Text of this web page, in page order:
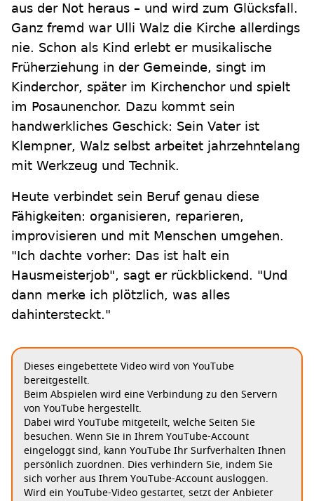
aus der Not heraus – und wird zum Glücksfall.
Ganz fremd war Ulli Walz die Kirche allerdings
nie. Schon als Kind erlebt er musikalische
Früherziehung in der Gemeinde, singt im
Kinderchor, später im Kirchenchor und spielt
im Posaunenchor. Dazu kommt sein
handwerkliches Geschick: Sein Vater ist
Klempner, Walz selbst arbeitet jahrzehntelang
mit Werkzeug und Technik.
Heute verbindet sein Beruf genau diese
Fähigkeiten: organisieren, reparieren,
improvisieren und mit Menschen umgehen.
"Ich dachte vorher: Das ist halt ein
Hausmeisterjob", sagt er rückblickend. "Und
dann merke ich plötzlich, was alles
dahintersteckt."
Dieses eingebettete Video wird von YouTube
bereitgestellt.
Beim Abspielen wird eine Verbindung zu den Servern
von YouTube hergestellt.
Dabei wird YouTube mitgeteilt, welche Seiten Sie
besuchen. Wenn Sie in Ihrem YouTube-Account
eingeloggt sind, kann YouTube Ihr Surfverhalten Ihnen
persönlich zuordnen. Dies verhindern Sie, indem Sie
sich vorher aus Ihrem YouTube-Account ausloggen.
Wird ein YouTube-Video gestartet, setzt der Anbieter